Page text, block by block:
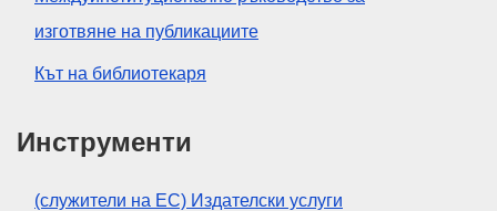
изготвяне на публикациите
Кът на библиотекаря
Инструменти
(служители на ЕС) Издателски услуги